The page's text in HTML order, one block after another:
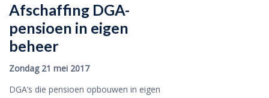
Afschaffing DGA-
pensioen in eigen
beheer
Zondag 21 mei 2017
DGA’s die pensioen opbouwen in eigen